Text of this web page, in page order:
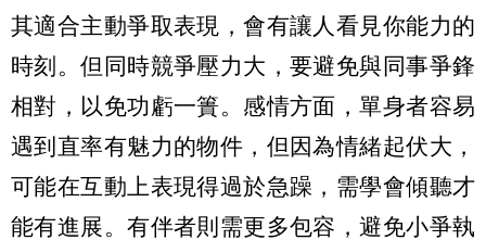
其適合主動爭取表現，會有讓人看見你能力的
時刻。但同時競爭壓力大，要避免與同事爭鋒
相對，以免功虧一簣。感情方面，單身者容易
遇到直率有魅力的物件，但因為情緒起伏大，
可能在互動上表現得過於急躁，需學會傾聽才
能有進展。有伴者則需更多包容，避免小爭執